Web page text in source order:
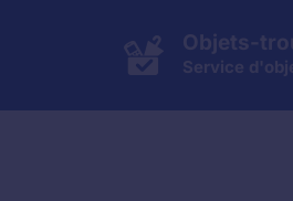
Objets-
Service